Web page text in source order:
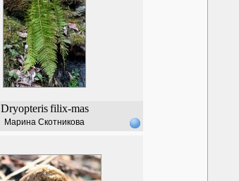
Dryopteris filix-mas
Марина Скотникова